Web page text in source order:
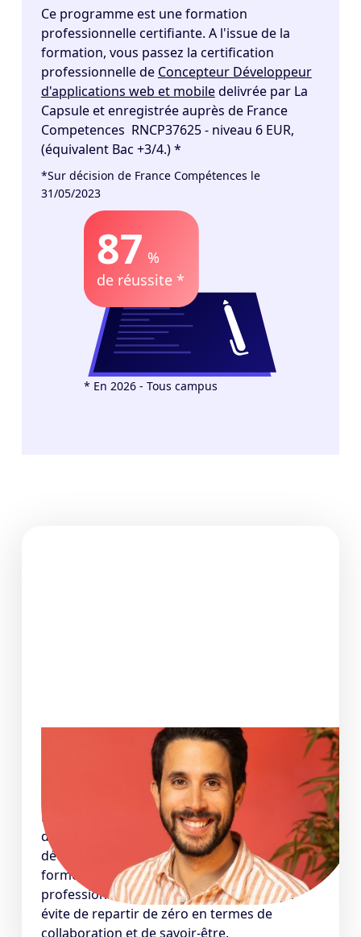
Ce programme est une formation
professionnelle certifiante. A l'issue de la
formation, vous passez la certification
professionnelle de Concepteur Développeur
d'applications web et mobiledelivrée par La
Capsule et enregistrée auprès de France
Competences RNCP37625 - niveau 6 EUR,
(équivalent Bac +3/4.) *
*Sur décision de France Compétences le
31/05/2023
87 %
de réussite *
* En 2026 - Tous campus
Il recrute, il témoigne
Foued T. - Directeur de l'Ingénierie @Brigad
Nous avons recruté un alumni de La Capsule
dans notre équipe IT au début du
développement de celle-ci. Les développeurs
formés par La Capsule se distinguent par leur
professionnalisme déjà bien ancré, ce qui
évite de repartir de zéro en termes de
collaboration et de savoir-être.